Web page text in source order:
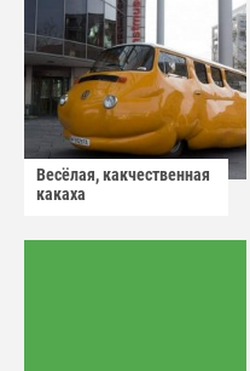
Весёлая, какчественная
какаха